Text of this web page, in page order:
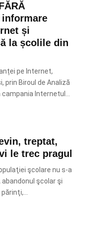
informare
și
la școlile din
pe Internet,
prin Biroul de Analiză
Internetul...
treptat,
le trec pragul
şcolare nu s-a
şcolar şi